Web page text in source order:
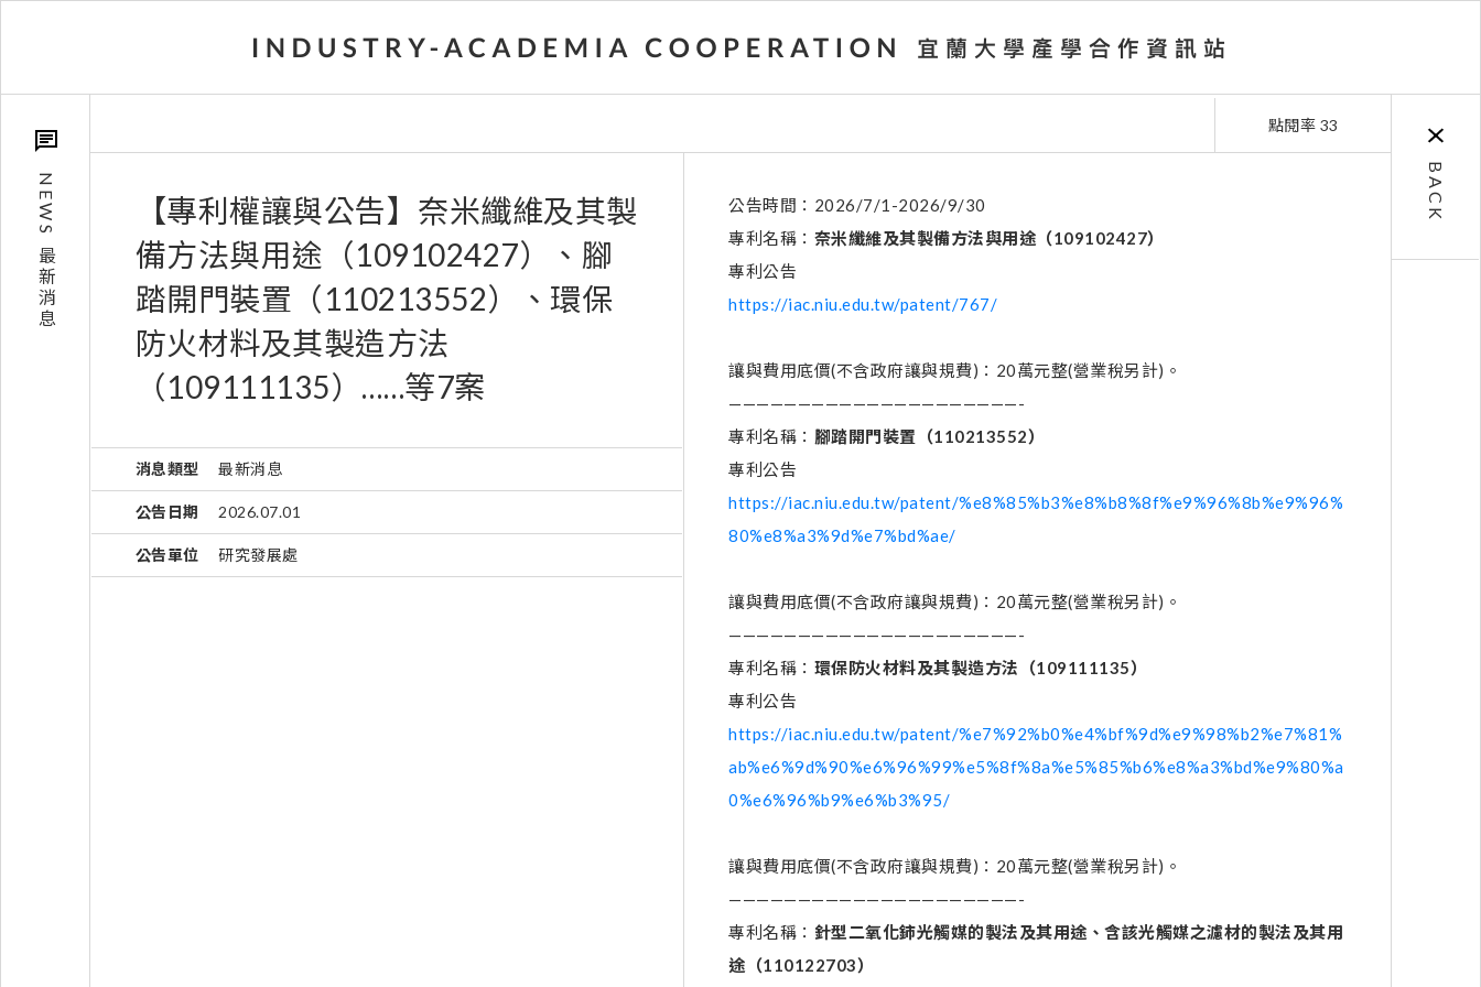
NEWS
最新消息
點閱率 33
【專利權讓與公告】奈米纖維及其製
備方法與用途（109102427）、腳
踏開門裝置（110213552）、環保
防火材料及其製造方法
（109111135）……等7案
消息類型 最新消息
公告日期 2026.07.01
公告單位 研究發展處
公告時間：2026/7/1-2026/9/30
專利名稱： 奈米纖維及其製備方法與用途（109102427）
專利公告
https://iac.niu.edu.tw/patent/767/
讓與費用底價(不含政府讓與規費)：20萬元整(營業稅另計)。
—————————————————————-
專利名稱： 腳踏開門裝置（110213552）
專利公告
https://iac.niu.edu.tw/patent/%e8%85%b3%e8%b8%8f%e9%96%8b%e9%96%
80%e8%a3%9d%e7%bd%ae/
讓與費用底價(不含政府讓與規費)：20萬元整(營業稅另計)。
—————————————————————-
專利名稱： 環保防火材料及其製造方法（109111135）
專利公告
https://iac.niu.edu.tw/patent/%e7%92%b0%e4%bf%9d%e9%98%b2%e7%81%
ab%e6%9d%90%e6%96%99%e5%8f%8a%e5%85%b6%e8%a3%bd%e9%80%a
0%e6%96%b9%e6%b3%95/
讓與費用底價(不含政府讓與規費)：20萬元整(營業稅另計)。
—————————————————————-
專利名稱： 針型二氧化鈰光觸媒的製法及其用途、含該光觸媒之濾材的製法及其用
途 （110122703）
BACK